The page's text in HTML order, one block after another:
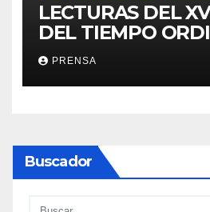
LECTURAS DEL
DEL TIEMPO
PRENSA
Buscador